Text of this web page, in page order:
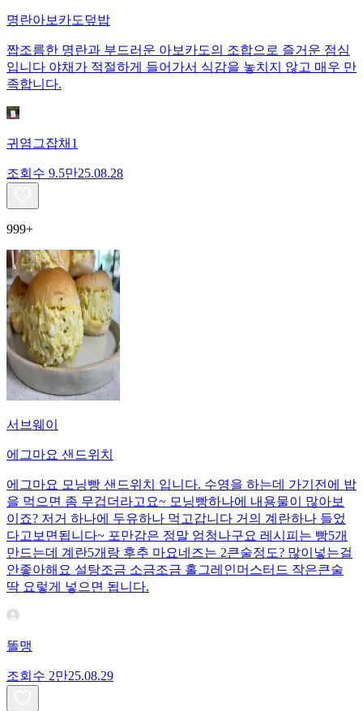
명란아보카도덮밥
짭조름한 명란과 부드러운 아보카도의 조합으로 즐거운 점심
입니다 야채가 적절하게 들어가서 식감을 놓치지 않고 매우 만
족합니다.
귀염그잡채1
조회수 9.5만25.08.28
999+
서브웨이
에그마요 샌드위치
에그마요 모닝빵 샌드위치 입니다. 수영을 하는데 가기전에 밥
을 먹으면 좀 무겁더라고요~ 모닝빵하나에 내용물이 많아보
이죠? 저거 하나에 두유하나 먹고갑니다 거의 계란하나 들었
다고보면됩니다~ 포만감은 정말 엄청나구요 레시피는 빵5개
만드는데 계란5개랑 후추 마요네즈는 2큰술정도? 많이넣는걸
안좋아해요 설탕조금 소금조금 홀그레인머스터드 작은큰술
딱 요렇게 넣으면 됩니다.
똘맹
조회수 2만25.08.29